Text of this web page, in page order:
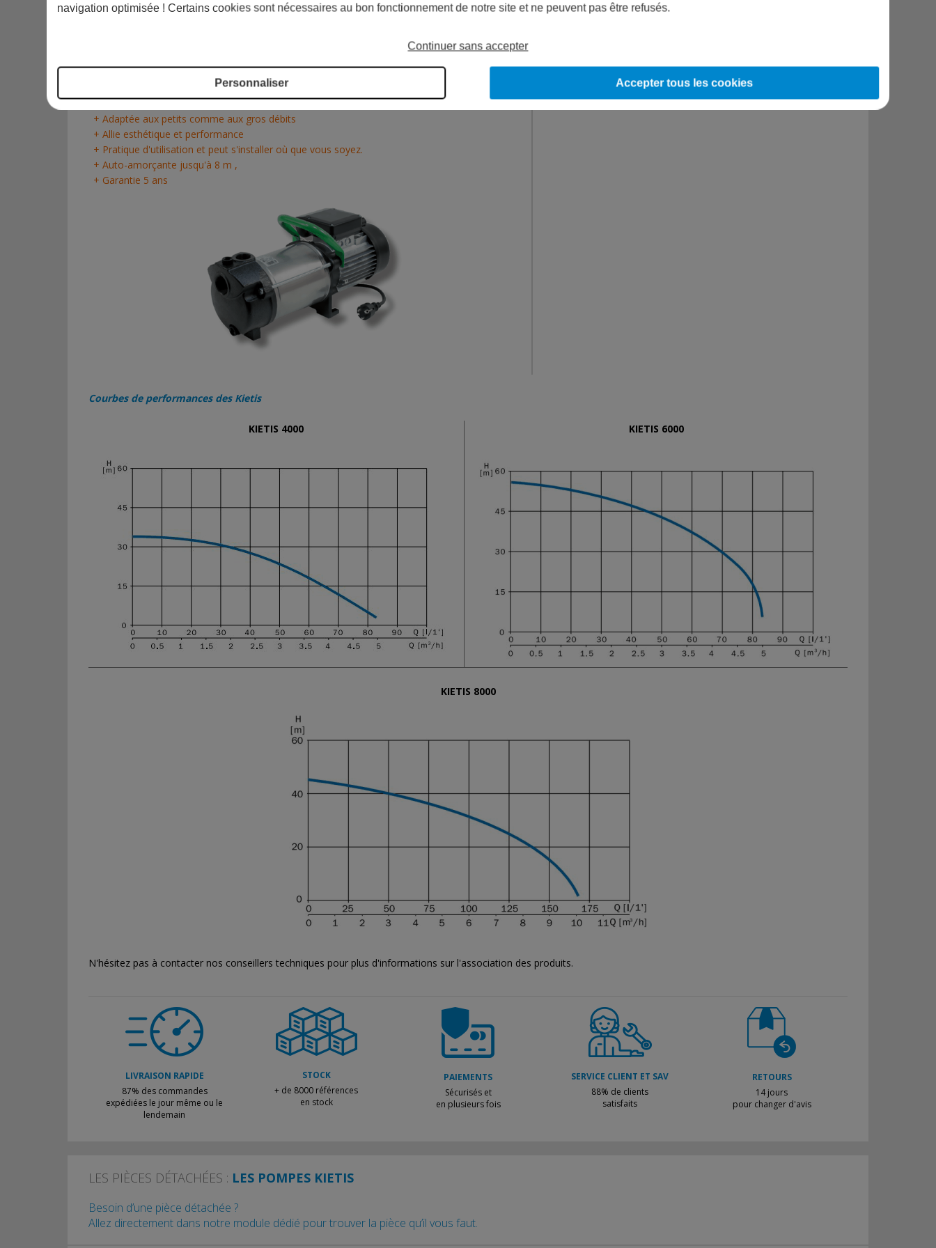
LES PLUS D'UNE POMPE DE SURFACE À PLUSIEURS ÉTAGES POMPES
GUINARD LOISIRS
+ Silencieuse et robuste
+ Adaptée aux petits comme aux gros débits
+ Allie esthétique et performance
+ Pratique d'utilisation et peut s'installer où que vous soyez.
+ Auto-amorçante jusqu'à 8 m ,
+ Garantie 5 ans
Les pompes Kietis sont livrées avec 1,5 m de câble, d'une
Courbes de performances des Kietis
KIETIS 4000 KIETIS 6000
KIETIS 8000
N'hésitez pas à contacter nos conseillers techniques pour plus d'informations sur l'association des produits.
LIVRAISON RAPIDE
87% des commandes
expédiées le jour même ou le
lendemain
STOCK
+ de 8000 références
en stock
PAIEMENTS
Sécurisés et
en plusieurs fois
SERVICE CLIENT ET SAV
88% de clients
satisfaits
RETOURS
14 jours
pour changer d'avis
LES PIÈCES DÉTACHÉES : LES POMPES KIETIS
Besoin d’une pièce détachée ?
Allez directement dans notre module dédié pour trouver la pièce qu’il vous faut.
navigation optimisée ! Certains cookies sont nécessaires au bon fonctionnement de notre site et ne peuvent pas être refusés.
Continuer sans accepter
Personnaliser Accepter tous les cookies